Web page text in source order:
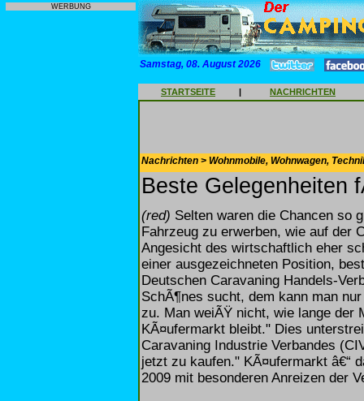
WERBUNG
Samstag, 08. August 2026
STARTSEITE | NACHRICHTEN
Nachrichten > Wohnmobile, Wohnwagen,
Beste Gelegenheiten
(red) Selten waren die Chancen so
Fahrzeug zu erwerben, wie auf der
Angesicht des wirtschaftlich eher
einer ausgezeichneten Position,
Deutschen Caravaning Handels-
SchÃ¶nes sucht, dem kann man
zu. Man weiÃŸ nicht, wie lange
KÃ¤ufermarkt bleibt." Dies
Caravaning Industrie Verbandes
jetzt zu kaufen." KÃ¤ufermarkt â€“
2009 mit besonderen Anreizen der